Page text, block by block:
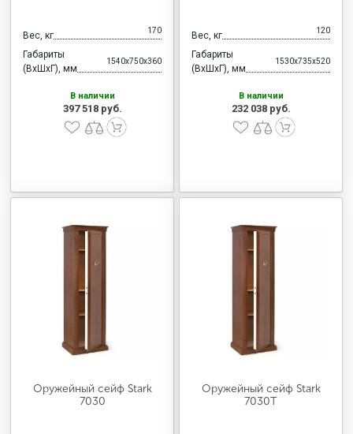
Вес, кг 170
Габариты
(ВхШхГ), мм
1540x750x360
В наличии
397 518 руб.
Вес, кг 120
Габариты
(ВхШхГ), мм
1530x735x520
В наличии
232 038 руб.
Оружейный сейф Stark
7030
Оружейный сейф Stark
7030T